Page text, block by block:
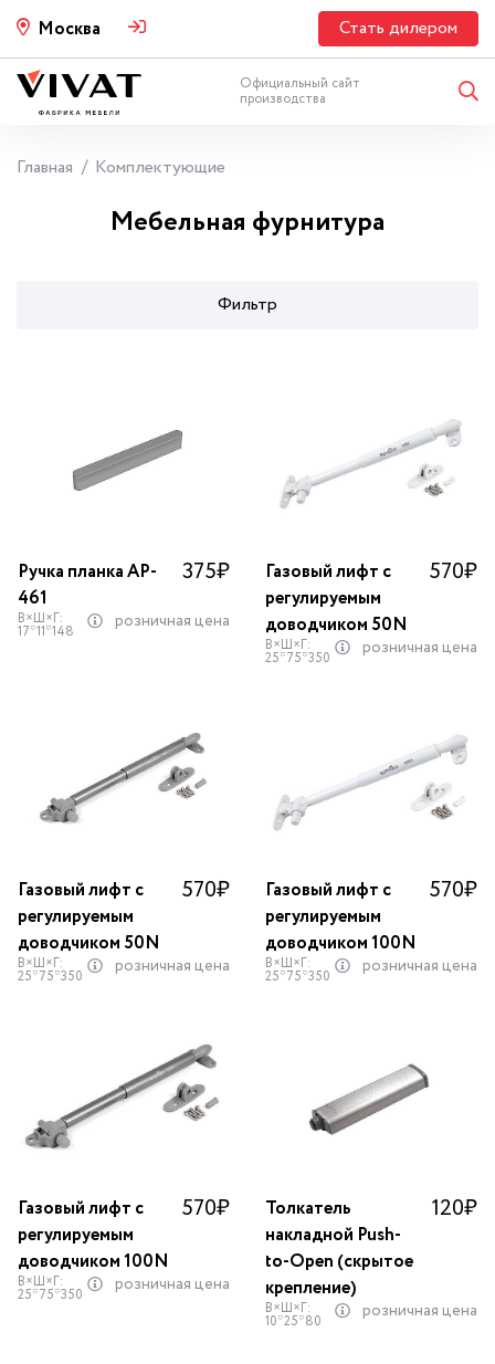
Москва Стать дилером
Официальный сайт
производства
Главная Комплектующие
Мебельная фурнитура
Фильтр
Ручка планка AP-
461
375₽
В×Ш×Г:
17*11*148 розничная цена
Газовый лифт с
регулируемым
доводчиком 50N
570₽
В×Ш×Г:
25*75*350 розничная цена
Газовый лифт с
регулируемым
доводчиком 50N
570₽
В×Ш×Г:
25*75*350 розничная цена
Газовый лифт с
регулируемым
доводчиком 100N
570₽
В×Ш×Г:
25*75*350 розничная цена
Газовый лифт с
регулируемым
доводчиком 100N
570₽
В×Ш×Г:
25*75*350 розничная цена
Толкатель
накладной Push-
to-Open (скрытое
крепление)
120₽
В×Ш×Г:
10*25*80 розничная цена